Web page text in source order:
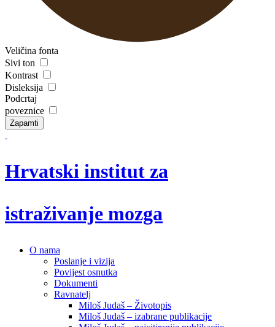
Veličina fonta
Sivi ton
Kontrast
Disleksija
Podcrtaj
poveznice
Zapamti
Hrvatski institut za
istraživanje mozga
O nama
Poslanje i vizija
Povijest osnutka
Dokumenti
Ravnatelj
Miloš Judaš – Životopis
Miloš Judaš – izabrane publikacije